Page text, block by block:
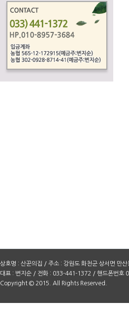
상호명 : 산꾼의집 / 주소 : 강원도 화천군 상서면 만
대표 : 변지순 / 전화 : 033-441-1372 / 핸드폰번
Copyright © 2015. All Rights Reserved.